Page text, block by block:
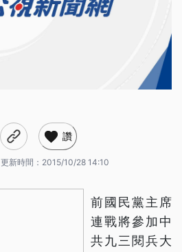
讚
更新時間： 2015/10/28 14:10
前國民黨主席
連戰將參加中
共九三閱兵大